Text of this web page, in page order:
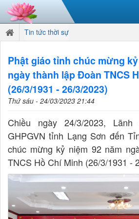
Tin tức thời sự
Phật giáo tỉnh chúc mừng
ngày thành lập Đoàn TNCS
(26/3/1931 - 26/3/2023)
Thứ sáu - 24/03/2023 21:44
Chiều ngày 24/3/2023,
GHPGVN tỉnh Lạng Sơn đến
chúc mừng kỷ niệm 92 năm
TNCS Hồ Chí Minh (26/3/1931 -